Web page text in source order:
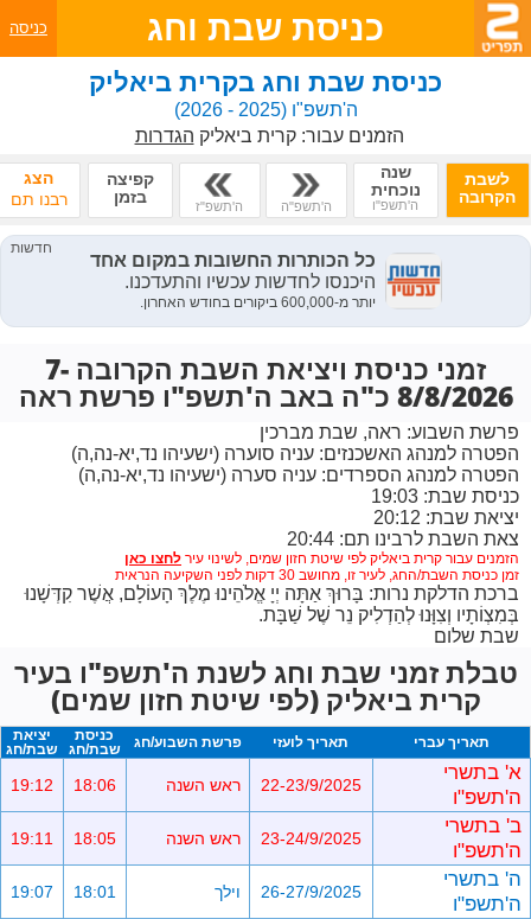
כניסת שבת וחג כניסה
כניסת שבת וחג בקרית ביאליק
ה'תשפ"ו(2025 - 2026)
הזמנים עבור:קרית ביאליק הגדרות
לשבת
הקרובה
שנה
נוכחית
ה'תשפ"ו ה'תשפ"ה ה'תשפ"ז
קפיצה
בזמן
הצג
רבנו תם
זמני כניסת ויציאת השבת הקרובה 7-
8/8/2026 כ"ה באב ה'תשפ"ו פרשת ראה
פרשת השבוע: ראה, שבת מברכין
הפטרה למנהג האשכנזים: עניה סוערה (ישעיהו נד,יא-נה,ה)
הפטרה למנהג הספרדים: עניה סערה (ישעיהו נד,יא-נה,ה)
כניסת שבת: 19:03
יציאת שבת: 20:12
צאת השבת לרבינו תם: 20:44
הזמנים עבור קרית ביאליק לפי שיטת חזון שמים, לשינוי עיר
זמן כניסת השבת/החג, לעיר זו, מחושב 30 דקות לפני השקיעה הנראית
ברכת הדלקת נרות: בָּרוּךְ אַתָּה יְיָ אֱלֹהֵינוּ מֶלֶךְ הָעוֹלָם, אֲשֶׁר קִדְּשָׁנוּ
בְּמִצְוֹתָיו וְצִוָּנוּ לְהַדְלִיק נֵר שֶׁל שַׁבָּת.
שבת שלום
טבלת זמני שבת וחג לשנת ה'תשפ"ו בעיר
קרית ביאליק (לפי שיטת חזון שמים)
תאריך עברי תאריך לועזי פרשת השבוע/חג
כניסת
שבת/חג
יציאת
שבת/חג
א' בתשרי
ה'תשפ"ו
22-23/9/2025 ראש השנה 18:06
19:12
ב' בתשרי
ה'תשפ"ו
23-24/9/2025 ראש השנה 18:05
19:11
ה' בתשרי
ה'תשפ"ו
26-27/9/2025 וילך 18:01
19:07